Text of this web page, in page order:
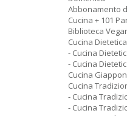
R
ICETTE PER IL MIO BIMBY DELLA NONNA N.2
Con Il Bimby
Digitale
3.90 €
Abbonamento
Cucina + 101
Biblioteca
Cucina Dietetica
- Cucina
- Cucina
Cucina
Cucina
- Cucina
- Cucina